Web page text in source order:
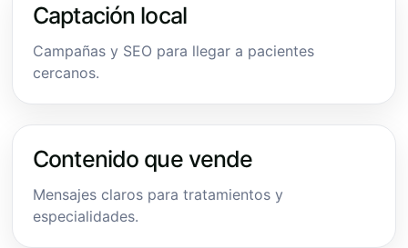
Captación local
Campañas y SEO para llegar a pacientes
cercanos.
Contenido que vende
Mensajes claros para tratamientos y
especialidades.